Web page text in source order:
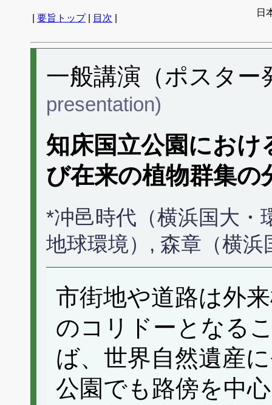
要旨トップ| 目次
日
一般講演（ポスタ
presentation)
知床国立公園にお
び在来の植物群集の
*冲邑時代（横浜国大・
地球環境）, 森章（横浜
市街地や道路は外
のコリドーとなる
ば、世界自然遺産
公園でも路傍を中